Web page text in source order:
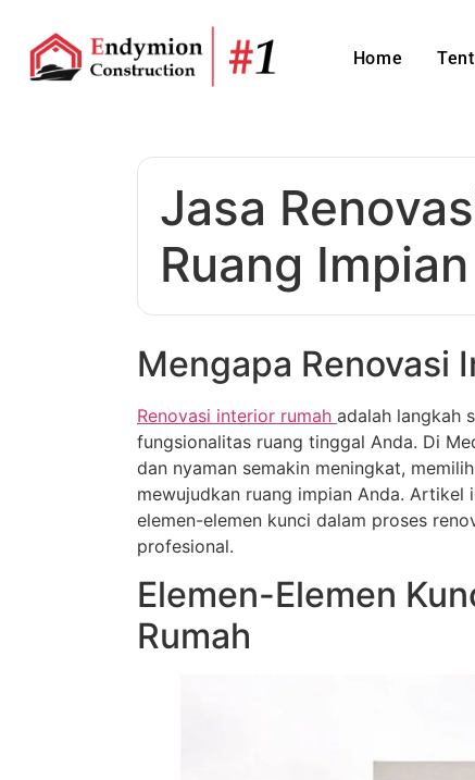
Home
Jasa
Ruang Impian
Mengapa Renovasi
Renovasi interior rumah adalah langkah
fungsionalitas ruang tinggal Anda. Di
dan nyaman semakin meningkat,
mewujudkan ruang impian Anda. Artikel
elemen-elemen kunci dalam proses
profesional.
Elemen-Elemen
Rumah